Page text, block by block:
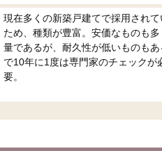
現在多くの新築戸建てで採用されて
ため、種類が豊富。安価なものも
量であるが、耐久性が低いものもあ
で10年に1度は専門家のチェックが
要。